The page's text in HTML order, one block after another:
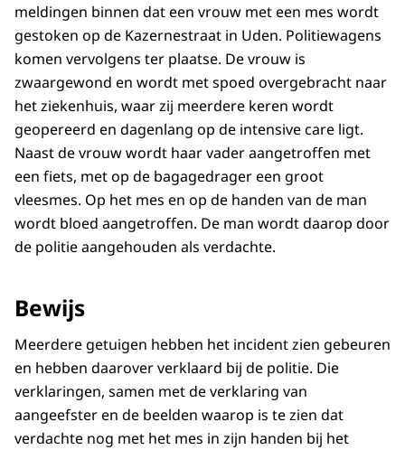
meldingen binnen dat een vrouw met een mes wordt
gestoken op de Kazernestraat in Uden. Politiewagens
komen vervolgens ter plaatse. De vrouw is
zwaargewond en wordt met spoed overgebracht naar
het ziekenhuis, waar zij meerdere keren wordt
geopereerd en dagenlang op de intensive care ligt.
Naast de vrouw wordt haar vader aangetroffen met
een fiets, met op de bagagedrager een groot
vleesmes. Op het mes en op de handen van de man
wordt bloed aangetroffen. De man wordt daarop door
de politie aangehouden als verdachte.
Bewijs
Meerdere getuigen hebben het incident zien gebeuren
en hebben daarover verklaard bij de politie. Die
verklaringen, samen met de verklaring van
aangeefster en de beelden waarop is te zien dat
verdachte nog met het mes in zijn handen bij het